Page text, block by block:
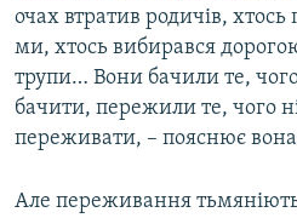
очах втратив родичів, хтось
ми, хтось вибирався
трупи… Вони бачили те,
бачити, пережили те, чого
переживати, – пояснює
Але переживання